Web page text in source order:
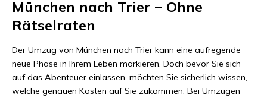
München nach Trier – Ohne
Rätselraten
Der Umzug von München nach Trier kann eine aufregende
neue Phase in Ihrem Leben markieren. Doch bevor Sie sich
auf das Abenteuer einlassen, möchten Sie sicherlich wissen,
welche genauen Kosten auf Sie zukommen. Bei Umzügen